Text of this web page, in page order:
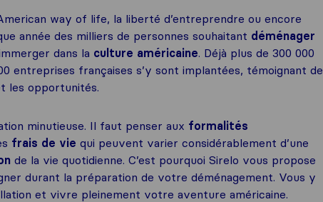
way of life, la liberté d’entreprendre ou encore
année des milliers de personnes souhaitant déménager
dans la culture américaine. Déjà plus de 300 000
entreprises françaises s’y sont implantées, témoignant de
les opportunités.
minutieuse. Il faut penser aux formalités
frais de vie qui peuvent varier considérablement d’une
de la vie quotidienne. C’est pourquoi Sirelo vous propose
durant la préparation de votre déménagement. Vous y
et vivre pleinement votre aventure américaine.